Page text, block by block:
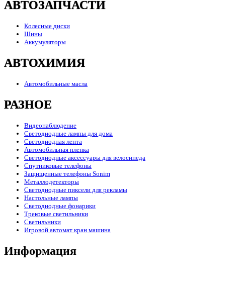
АВТОЗАПЧАСТИ
Колесные диски
Шины
Аккумуляторы
АВТОХИМИЯ
Автомобильные масла
РАЗНОЕ
Видеонаблюдение
Светодиодные лампы для дома
Светодиодная лента
Автомобильная пленка
Светодиодные аксессуары для велосипеда
Спутниковые телефоны
Защищенные телефоны Sonim
Металлодетекторы
Светодиодные пиксели для рекламы
Настольные лампы
Светодиодные фонарики
Трековые светильники
Светильники
Игровой автомат кран машина
Информация